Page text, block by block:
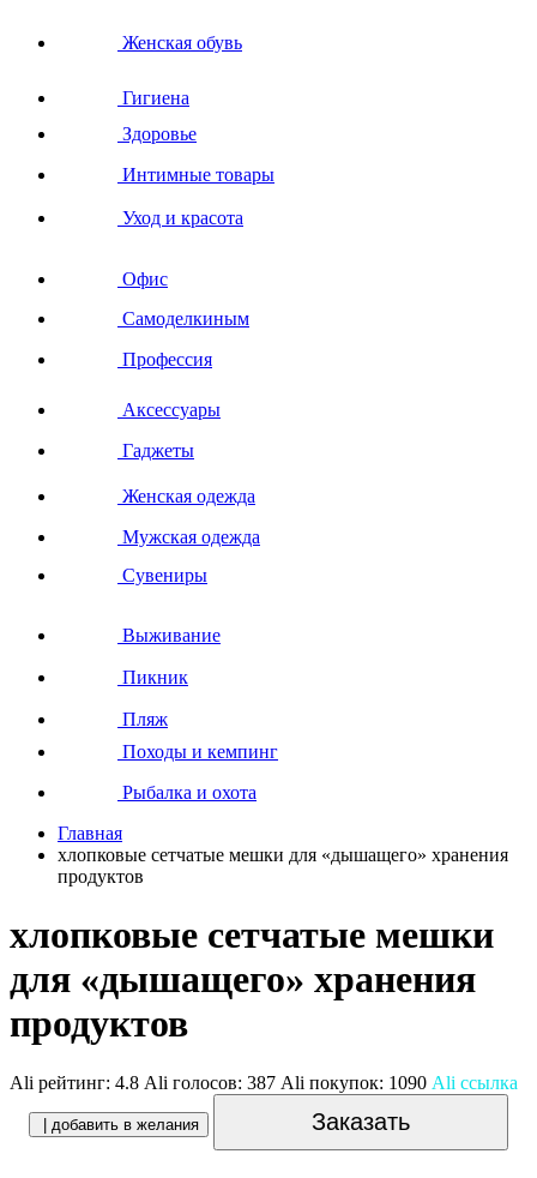
Женская обувь
Гигиена
Здоровье
Интимные товары
Уход и красота
Офис
Самоделкиным
Профессия
Аксессуары
Гаджеты
Женская одежда
Мужская одежда
Сувениры
Выживание
Пикник
Пляж
Походы и кемпинг
Рыбалка и охота
Главная
хлопковые сетчатые мешки для «дышащего» хранения
продуктов
хлопковые сетчатые мешки
для «дышащего» хранения
продуктов
Ali рейтинг: 4.8 Ali голосов: 387 Ali покупок: 1090 Ali ссылка
| добавить в желания Заказать